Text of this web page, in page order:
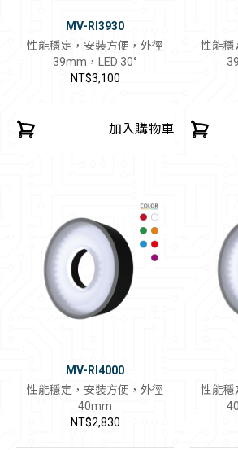
MV-RI3930
性能穩定，安裝方便，外徑
39mm，LED 30°
NT$3,100
加入購物車
性能穩
MV-RI4000
性能穩定，安裝方便，外徑
40mm
NT$2,830
性能穩